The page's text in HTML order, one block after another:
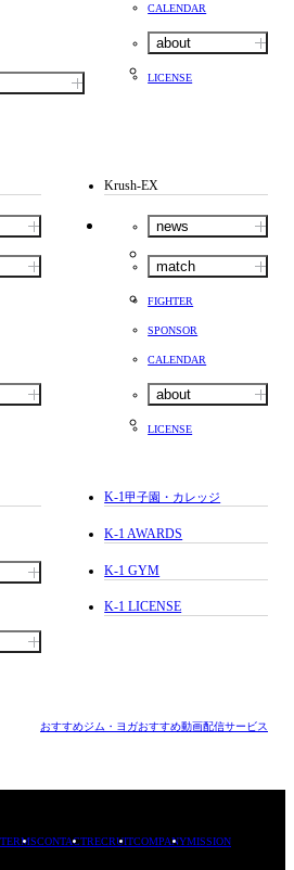
CALENDAR
about
LICENSE
Krush-EX
news
match
FIGHTER
SPONSOR
CALENDAR
about
LICENSE
K-1甲子園・カレッジ
K-1 AWARDS
K-1 GYM
K-1 LICENSE
おすすめジム・ヨガおすすめ動画配信サービス
TERMSCONTACTRECRUITCOMPANYMISSION